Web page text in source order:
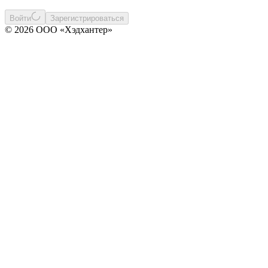
Войти Зарегистрироваться
© 2026 ООО «Хэдхантер»